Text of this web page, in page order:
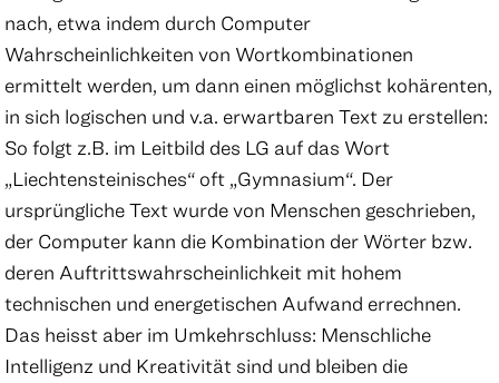
nach, etwa indem durch Computer
Wahrscheinlichkeiten von Wortkombinationen
ermittelt werden, um dann einen möglichst kohärenten,
in sich logischen und v.a. erwartbaren Text zu erstellen:
So folgt z.B. im Leitbild des LG auf das Wort
„Liechtensteinisches“ oft „Gymnasium“. Der
ursprüngliche Text wurde von Menschen geschrieben,
der Computer kann die Kombination der Wörter bzw.
deren Auftrittswahrscheinlichkeit mit hohem
technischen und energetischen Aufwand errechnen.
Das heisst aber im Umkehrschluss: Menschliche
Intelligenz und Kreativität sind und bleiben die